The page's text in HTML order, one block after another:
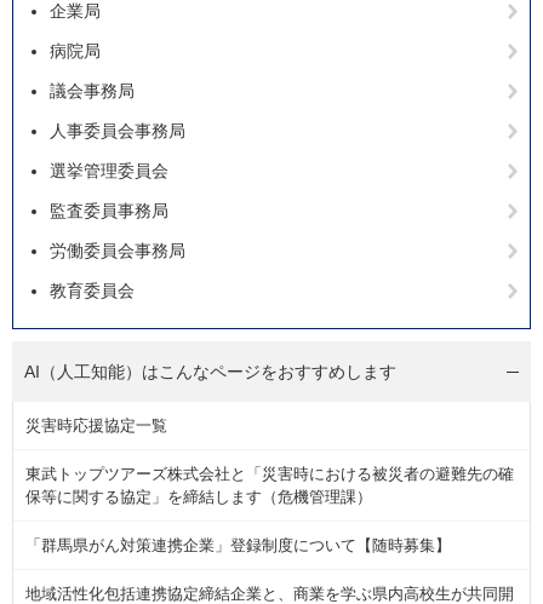
企業局
病院局
議会事務局
人事委員会事務局
選挙管理委員会
監査委員事務局
労働委員会事務局
教育委員会
AI（人工知能）はこんなページをおすすめします
災害時応援協定一覧
東武トップツアーズ株式会社と「災害時における被災者の避難先の確
保等に関する協定」を締結します（危機管理課）
「群馬県がん対策連携企業」登録制度について【随時募集】
地域活性化包括連携協定締結企業と、商業を学ぶ県内高校生が共同開